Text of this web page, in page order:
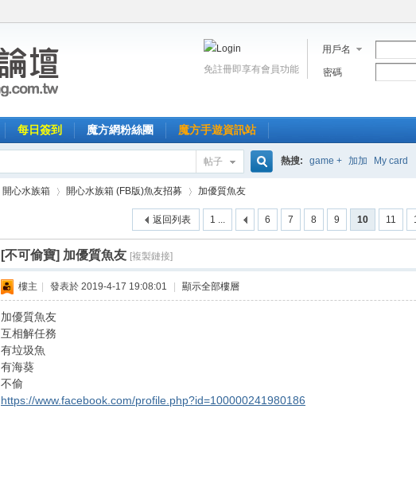
用戶名
密碼
免註冊即享有會員功能
每日簽到 魔方網粉絲團 魔方手遊資訊站
帖子 熱搜: game + 加加 My card
開心水族箱
›
開心水族箱 (FB版)魚友招募 加優質魚友
1 ... 6 7 8 9 10 11
返回列表
[不可偷寶] 加優質魚友 [複製鏈接]
樓主 發表於 2019-4-17 19:08:01 顯示全部樓層
加優質魚友
互相解任務
有垃圾魚
有海葵
不偷
https://www.facebook.com/profile.php?id=100000241980186